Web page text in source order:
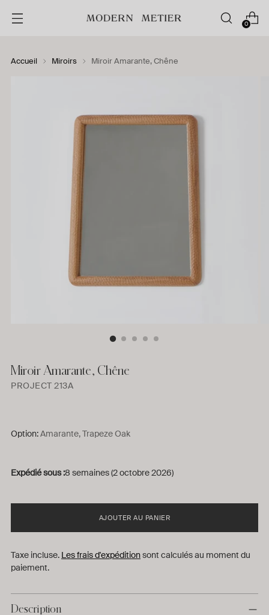
0
Accueil Miroirs Miroir Amarante, Chêne
Miroir Amarante, Chêne
PROJECT 213A
Option:Amarante, Trapeze Oak
Expédié sous :8 semaines (2 octobre 2026)
AJOUTER AU PANIER
Taxe incluse. Les frais d'expéditionsont calculés au moment du
paiement.
Description